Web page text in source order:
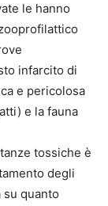
le hanno
infarcito di
e pericolosa
e la fauna
tossiche è
degli
su quanto